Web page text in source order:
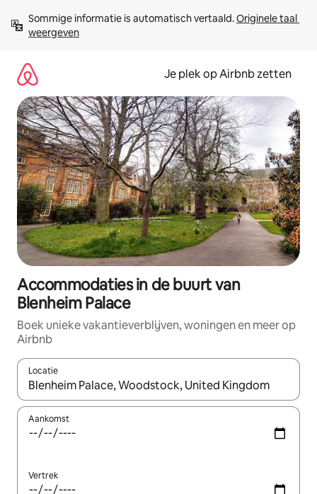
direct
naar
Sommige informatie is automatisch vertaald. Originele taal
weergeven
Je plek op Airbnb zetten
Accommodaties in de buurt van
Blenheim Palace
Boek unieke vakantieverblijven, woningen en meer op
Airbnb
Locatie
Wanneer er resultaten beschikbaar zijn, maak je een keuze
Aankomst
Vertrek